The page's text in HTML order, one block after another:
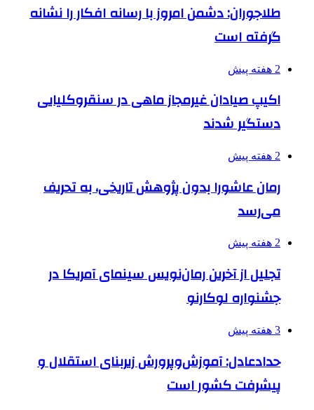
طلاجوران: دشمن امروز با رسانه افکار را نشانه
گرفته است
2 هفته پیش
اکیپ صیادان غیرمجاز ماهی در سنقروکلیایی
دستگیر شدند
2 هفته پیش
رمان عاشورا بدون پژوهش تاریخی، به تحریف
می‌رسد
2 هفته پیش
تجلیل از آخرین رمان‌نویس سینمای آمریکا در
جشنواره لوکارنو
3 هفته پیش
حدادعادل: آموزش‌وپرورش زیربنای استقلال و
پیشرفت کشور است